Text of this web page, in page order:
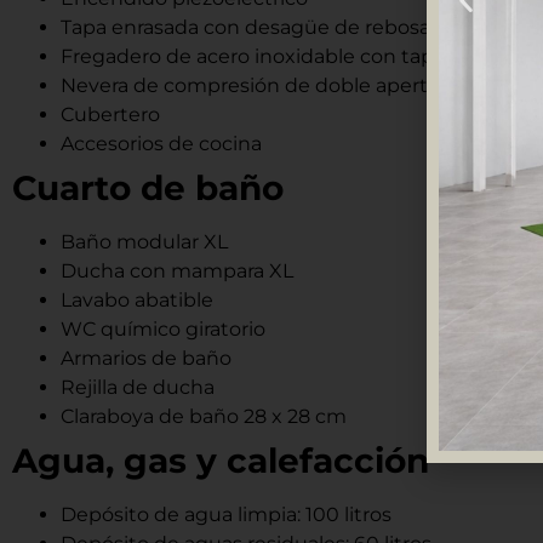
Tapa enrasada con desagüe de rebosadero
Fregadero de acero inoxidable con tapa
Nevera de compresión de doble apertura de 70
Cubertero
Accesorios de cocina
Cuarto de baño
Baño modular XL
Ducha con mampara XL
Lavabo abatible
WC químico giratorio
Armarios de baño
Rejilla de ducha
Claraboya de baño 28 x 28 cm
Agua, gas y calefacción
Depósito de agua limpia: 100 litros